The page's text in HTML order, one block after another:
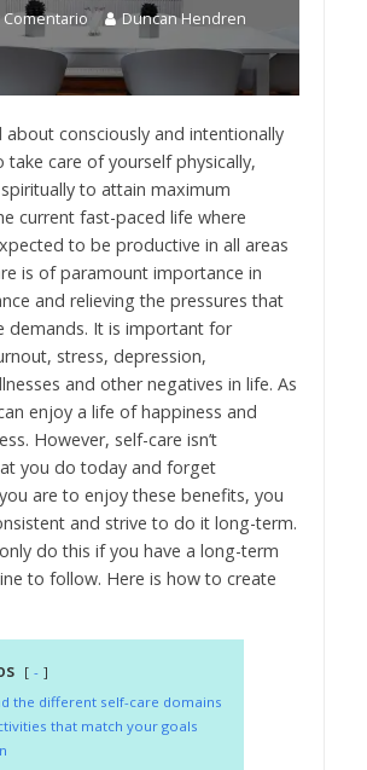
Duncan Hendren
about consciously and intentionally
care of yourself physically,
to attain maximum
current fast-paced life where
to be productive in all areas
is of paramount importance in
and relieving the pressures that
demands. It is important for
stress, depression,
and other negatives in life. As
enjoy a life of happiness and
However, self-care isn’t
you do today and forget
are to enjoy these benefits, you
and strive to do it long-term.
do this if you have a long-term
to follow. Here is how to create
-
the different self-care domains
that match your goals